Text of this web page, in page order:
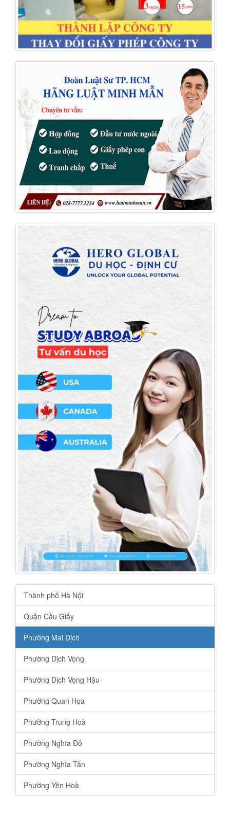
Thành phố Hà Nội
Quận Cầu Giấy
Phường Mai Dịch
Phường Dịch Vọng
Phường Dịch Vọng Hậu
Phường Quan Hoa
Phường Trung Hoà
Phường Nghĩa Đô
Phường Nghĩa Tân
Phường Yên Hoà